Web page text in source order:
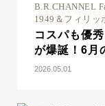
B.R.CHANNEL
1949＆フィリッ
コスパも優
が爆誕！6月
2026.05.01